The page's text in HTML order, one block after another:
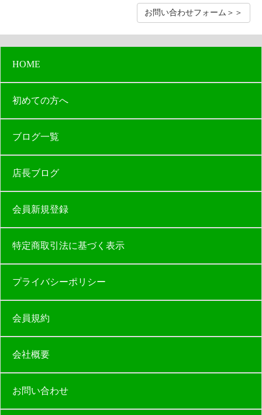
お問い合わせフォーム＞＞
HOME
初めての方へ
ブログ一覧
店長ブログ
会員新規登録
特定商取引法に基づく表示
プライバシーポリシー
会員規約
会社概要
お問い合わせ